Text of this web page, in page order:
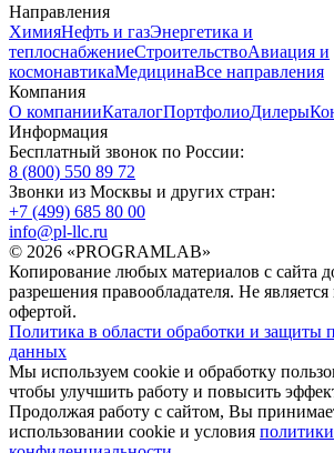
Направления
ХимияНефть и газЭнергетика и
теплоснабжениеСтроительствоАвиация и
космонавтикаМедицинаВсе направления
Компания
О компанииКаталогПортфолиоДилеры
Информация
Бесплатный звонок по России:
8 (800) 550 89 72
Звонки из Москвы и других стран:
+7 (499) 685 80 00
info@pl-llc.ru
© 2026 «PROGRAMLAB»
Копирование любых материалов с сайта
разрешения правообладателя. Не
офертой.
Политика в области обработки и защиты
данных
Мы используем cookie и обработку
чтобы улучшить работу и повысить
Продолжая работу с сайтом, Вы
использовании cookie и условия политики